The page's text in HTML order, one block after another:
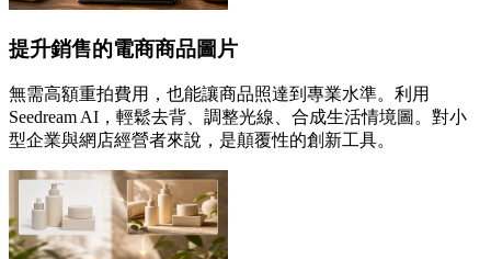
提升銷售的電商商品圖片
無需高額重拍費用，也能讓商品照達到專業水準。利用
Seedream AI，輕鬆去背、調整光線、合成生活情境圖。對小
型企業與網店經營者來說，是顛覆性的創新工具。